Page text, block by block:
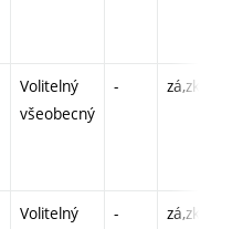
Volitelný
všeobecný
- zá,zk
Volitelný
- zá,zk